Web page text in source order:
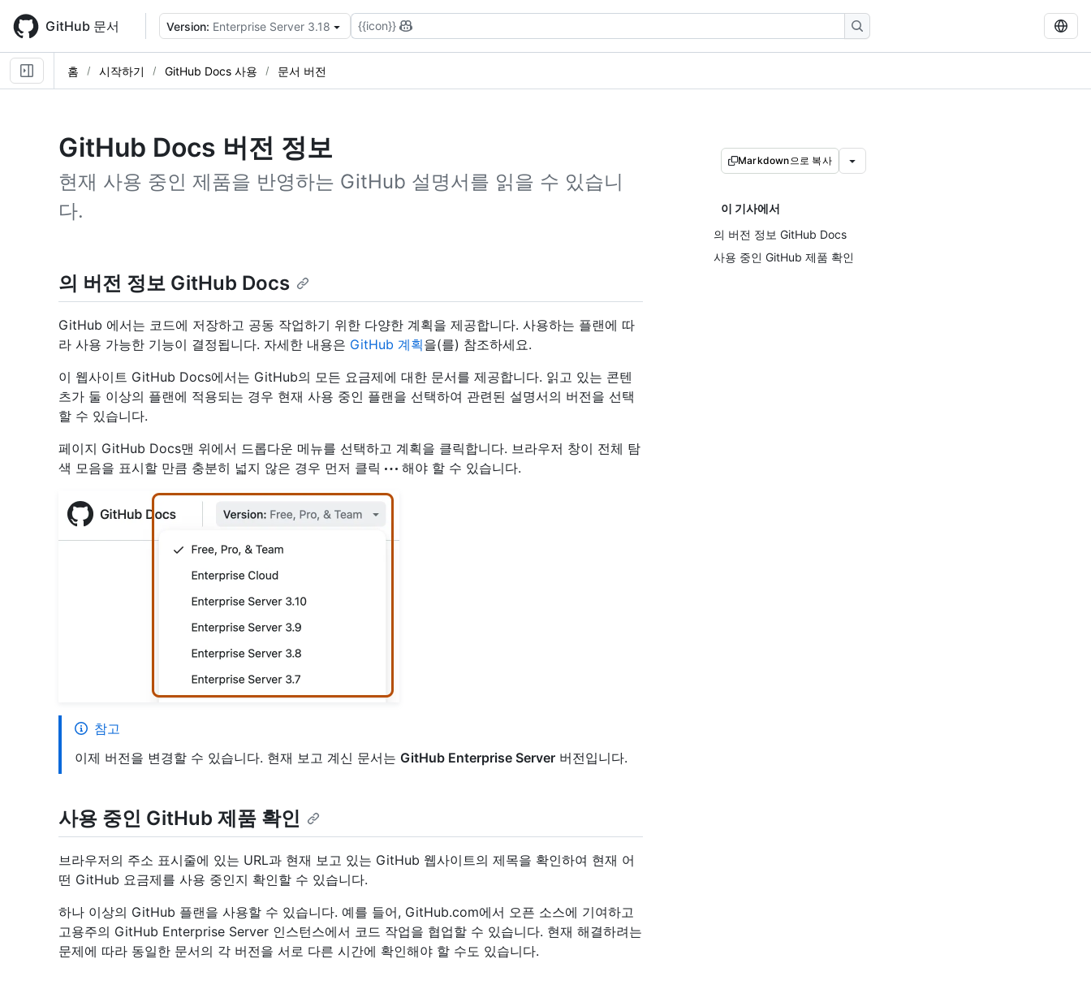
main
content
GitHub 문서 Version: Enterprise Server 3.18 {{icon}}
홈 시작하기 GitHub Docs 사용 문서 버전
GitHub Docs 버전 정보
현재 사용 중인 제품을 반영하는 GitHub 설명서를 읽을 수 있습니
다.
Markdown으로 복사
이 기사에서
의 버전 정보 GitHub Docs
사용 중인 GitHub 제품 확인
의 버전 정보 GitHub Docs
GitHub 에서는 코드에 저장하고 공동 작업하기 위한 다양한 계획을 제공합니다. 사용하는 플랜에 따
라 사용 가능한 기능이 결정됩니다. 자세한 내용은 GitHub 계획을(를) 참조하세요.
이 웹사이트 GitHub Docs에서는 GitHub의 모든 요금제에 대한 문서를 제공합니다. 읽고 있는 콘텐
츠가 둘 이상의 플랜에 적용되는 경우 현재 사용 중인 플랜을 선택하여 관련된 설명서의 버전을 선택
할 수 있습니다.
페이지 GitHub Docs맨 위에서 드롭다운 메뉴를 선택하고 계획을 클릭합니다. 브라우저 창이 전체 탐
색 모음을 표시할 만큼 충분히 넓지 않은 경우 먼저 클릭
해야 할 수 있습니다.
참고
이제 버전을 변경할 수 있습니다. 현재 보고 계신 문서는 GitHub Enterprise Server 버전입니다.
사용 중인 GitHub 제품 확인
브라우저의 주소 표시줄에 있는 URL과 현재 보고 있는 GitHub 웹사이트의 제목을 확인하여 현재 어
떤 GitHub 요금제를 사용 중인지 확인할 수 있습니다.
하나 이상의 GitHub 플랜을 사용할 수 있습니다. 예를 들어, GitHub.com에서 오픈 소스에 기여하고
고용주의 GitHub Enterprise Server 인스턴스에서 코드 작업을 협업할 수 있습니다. 현재 해결하려는
문제에 따라 동일한 문서의 각 버전을 서로 다른 시간에 확인해야 할 수도 있습니다.